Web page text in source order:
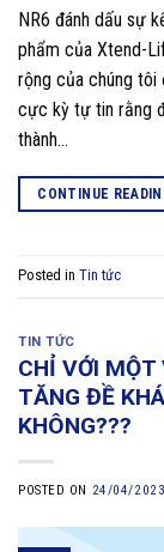
NR6 đánh dấu sự
phẩm của Xtend-
rộng của chúng
cực kỳ tự tin rằng
thành…
CONTINUE
Posted in Tin tức
TIN TỨC
CHỈ VỚI MỘT
TĂNG ĐỀ
KHÔNG???
POSTED ON 24/04/2023